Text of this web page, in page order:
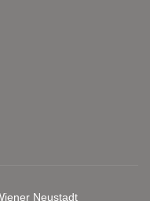
Neustadt